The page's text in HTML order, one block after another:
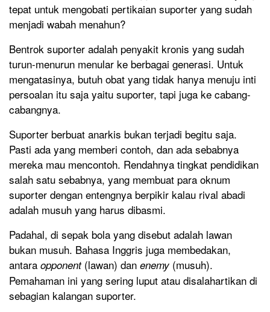
tepat untuk mengobati pertikaian suporter yang sudah
menjadi wabah menahun?
Bentrok suporter adalah penyakit kronis yang sudah
turun-menurun menular ke berbagai generasi. Untuk
mengatasinya, butuh obat yang tidak hanya menuju inti
persoalan itu saja yaitu suporter, tapi juga ke cabang-
cabangnya.
Suporter berbuat anarkis bukan terjadi begitu saja.
Pasti ada yang memberi contoh, dan ada sebabnya
mereka mau mencontoh. Rendahnya tingkat pendidikan
salah satu sebabnya, yang membuat para oknum
suporter dengan entengnya berpikir kalau rival abadi
adalah musuh yang harus dibasmi.
Padahal, di sepak bola yang disebut adalah lawan
bukan musuh. Bahasa Inggris juga membedakan,
antara opponent (lawan) dan enemy (musuh).
Pemahaman ini yang sering luput atau disalahartikan di
sebagian kalangan suporter.